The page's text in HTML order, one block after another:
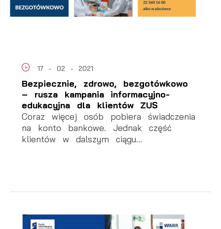
17 - 02 - 2021
Bezpiecznie, zdrowo, bezgotówkowo
– rusza kampania informacyjno-
edukacyjna dla klientów ZUS
Coraz więcej osób pobiera świadczenia
na konto bankowe. Jednak część
klientów w dalszym ciągu...